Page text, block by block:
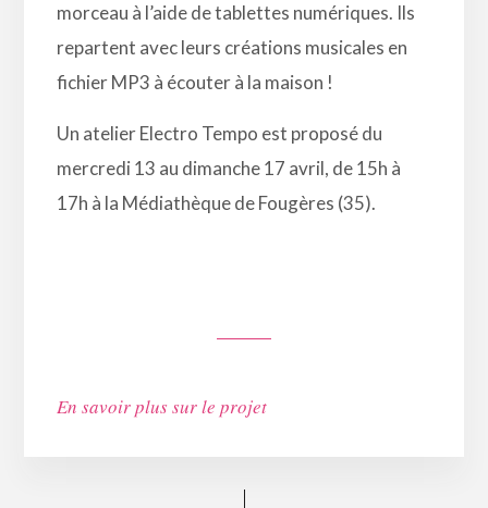
morceau à l’aide de tablettes numériques. Ils
repartent avec leurs créations musicales en
fichier MP3 à écouter à la maison !
Un atelier Electro Tempo est proposé du
mercredi 13 au dimanche 17 avril, de 15h à
17h à la Médiathèque de Fougères (35).
En savoir plus sur le projet